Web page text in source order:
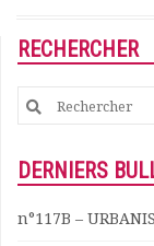
Concours vidéo
Matinales
Nos partenaires
Publications et
Documents
Les adhérents
RECHERCHER
Search
for:
DERNIERS
n°117B –